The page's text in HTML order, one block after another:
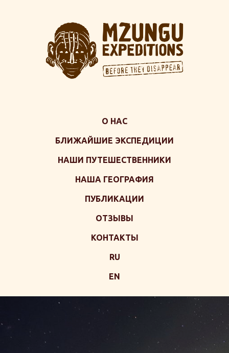
О НАС
БЛИЖАЙШИЕ ЭКСПЕДИЦИИ
НАШИ ПУТЕШЕСТВЕННИКИ
НАША ГЕОГРАФИЯ
ПУБЛИКАЦИИ
ОТЗЫВЫ
КОНТАКТЫ
RU
EN